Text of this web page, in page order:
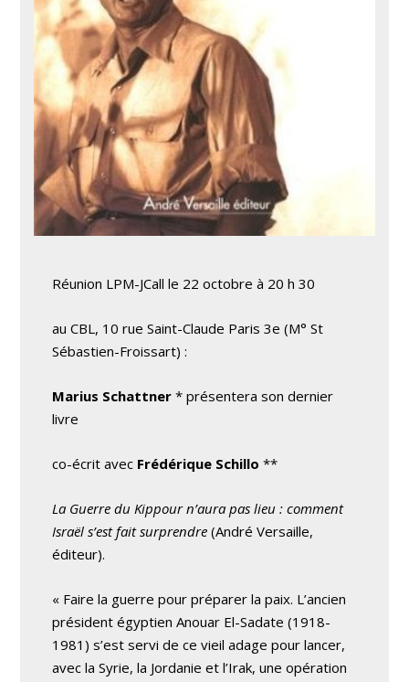
Réunion LPM-JCall le 22 octobre à 20 h 30
au CBL, 10 rue Saint-Claude Paris 3e (M° St
Sébastien-Froissart) :
Marius Schattner * présentera son dernier
livre
co-écrit avec Frédérique Schillo **
La Guerre du Kippour n’aura pas lieu : comment
Israël s’est fait surprendre (André Versaille,
éditeur).
« Faire la guerre pour préparer la paix. L’ancien
président égyptien Anouar El-Sadate (1918-
1981) s’est servi de ce vieil adage pour lancer,
avec la Syrie, la Jordanie et l’Irak, une opération